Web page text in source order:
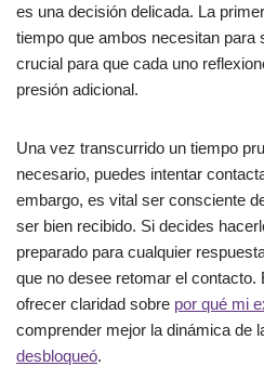
es una decisión delicada. La
tiempo que ambos necesitan para
crucial para que cada uno
presión adicional.
Una vez transcurrido un tiempo
necesario, puedes intentar
embargo, es vital ser consciente
ser bien recibido. Si decides
preparado para cualquier
que no desee retomar el
ofrecer claridad sobre por qué mi
comprender mejor la dinámica de
desbloqueó.